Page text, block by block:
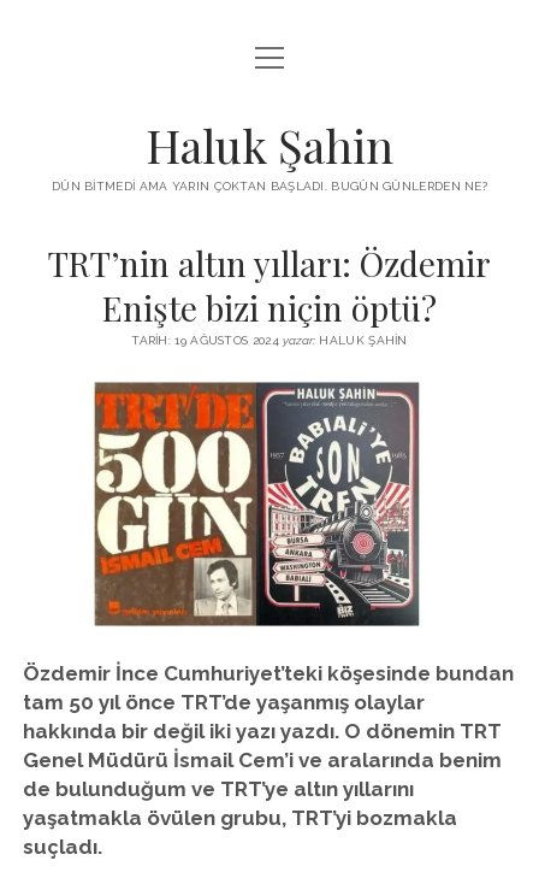
KUTUP YILDIZI
MENDIREK YAZILARI
ADA
İYI YAŞAM VE MUTLULUK ÜZERINE
BABIALI’DE CINAYET
GÜZEL MAVRELLA
PROGRAMLAR
BIZ KIMIZ?
MED 532 SPRING ‘25
YAZMADAN EDEMEDIM
HABERLER / NEWS
twitterfacebook
instagram
menüyü
aç
Haluk Şahin
DÜN BITMEDI AMA YARIN ÇOKTAN BAŞLADI. BUGÜN GÜNLERDEN NE?
TRT’nin altın yılları: Özdemir
Enişte bizi niçin öptü?
TARIH: 19 AĞUSTOS 2024yazar: HALUK ŞAHIN
Özdemir İnce Cumhuriyet’teki köşesinde bundan
tam 50 yıl önce TRT’de yaşanmış olaylar
hakkında bir değil iki yazı yazdı. O dönemin TRT
Genel Müdürü İsmail Cem’i ve aralarında benim
de bulunduğum ve TRT’ye altın yıllarını
yaşatmakla övülen grubu, TRT’yi bozmakla
suçladı.